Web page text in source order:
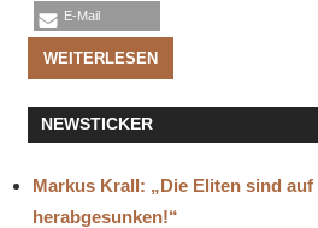
E-Mail
WEITERLESEN
NEWSTICKER
Markus Krall: „Die Eliten sind
herabgesunken!“